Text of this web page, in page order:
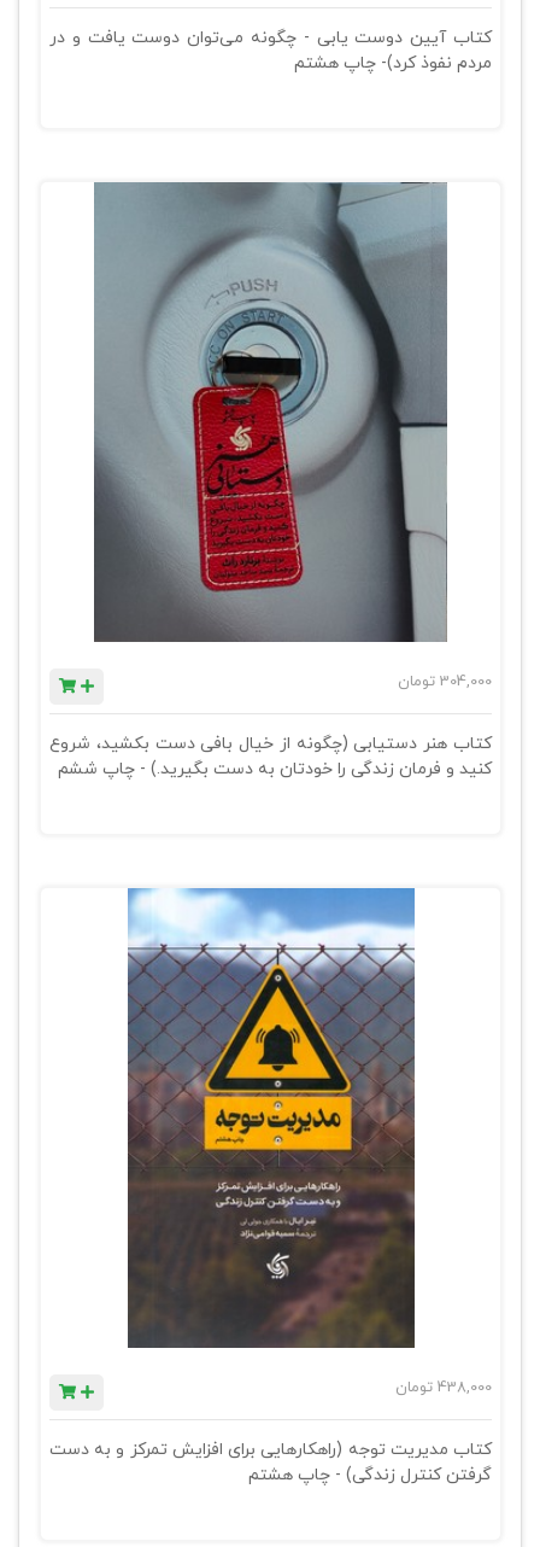
کتاب آیین دوست یابی - چگونه می‌توان دوست یافت و در
مردم نفوذ کرد)- چاپ هشتم
304,000 تومان
کتاب هنر دستیابی (چگونه از خیال بافی دست بکشید، شروع
کنید و فرمان زندگی را خودتان به دست بگیرید.) - چاپ ششم
438,000 تومان
کتاب مدیریت توجه (راهکارهایی برای افزایش تمرکز و به دست
گرفتن کنترل زندگی) - چاپ هشتم